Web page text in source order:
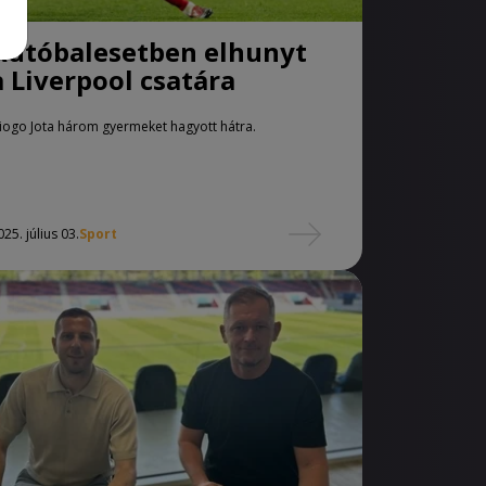
elhunyt
Liverpool csatára
Jota három gyermeket hagyott hátra.
július 03.Sport